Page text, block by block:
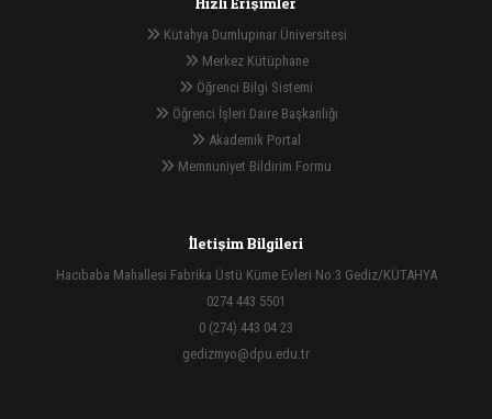
Kütahya Dumlupınar Üniversitesi
Merkez Kütüphane
Öğrenci Bilgi Sistemi
Öğrenci İşleri Daire Başkanlığı
Akademik Portal
Memnuniyet Bildirim Formu
İletişim Bilgileri
Hacıbaba Mahallesi Fabrika Üstü Küme Evleri No:3 Gediz/KÜTAHYA
0274 443 5501
0 (274) 443 04 23
gedizmyo@dpu.edu.tr